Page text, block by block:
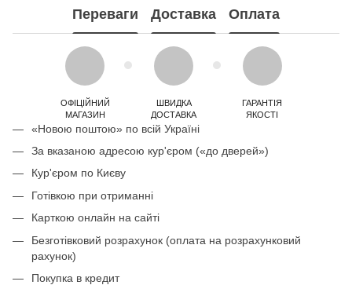
Переваги Доставка Оплата
ОФІЦІЙНИЙ
МАГАЗИН
ШВИДКА
ДОСТАВКА
ГАРАНТІЯ
ЯКОСТІ
«Новою поштою» по всій Україні
За вказаною адресою кур'єром («до дверей»)
Кур'єром по Києву
Готівкою при отриманні
Карткою онлайн на сайті
Безготівковий розрахунок (оплата на розрахунковий
рахунок)
Покупка в кредит